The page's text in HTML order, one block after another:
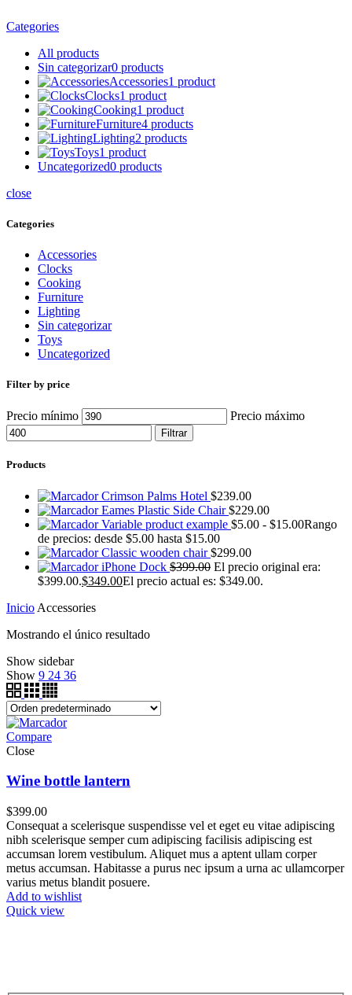
Categories
All products
Sin categorizar0 products
Accessories1 product
Clocks1 product
Cooking1 product
Furniture4 products
Lighting2 products
Toys1 product
Uncategorized0 products
close
Categories
Accessories
Clocks
Cooking
Furniture
Lighting
Sin categorizar
Toys
Uncategorized
Filter by price
Precio mínimo Precio máximo
Filtrar
Products
Crimson Palms Hotel $239.00
Eames Plastic Side Chair$229.00
Variable product example $5.00 - $15.00Rango
de precios: desde $5.00 hasta $15.00
Classic wooden chair$299.00
iPhone Dock $399.00 El precio original era:
$399.00.$349.00El precio actual es: $349.00.
Inicio Accessories
Mostrando el único resultado
Show sidebar
Show 9 24 36
Compare
Close
Wine bottle lantern
$399.00
Consequat a scelerisque suspendisse vel et eget eu vitae adipiscing
nibh scelerisque semper cum adipiscing facilisis adipiscing est
accumsan lorem vestibulum. Aliquet mus a aptent ullam corper
metus accumsan. Habitasse a purus nec ipsum a urna ac ullamcorper
varius metus blandit posuere.
Add to wishlist
Quick view